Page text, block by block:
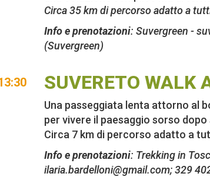
Circa 35 km di percorso adatto a
Info e prenotazioni: Suvergreen -
(Suvergreen)
SUVERETO WALK
Una passeggiata lenta attorno al
per vivere il paesaggio sorso dopo
Circa 7 km di percorso adatto a
Info e prenotazioni: Trekking in
ilaria.bardelloni@gmail.com; 329